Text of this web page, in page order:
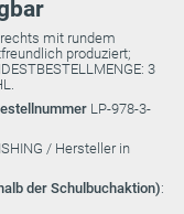
mit rundem
produziert;
3
LP-978-3-
/ Hersteller in
der Schulbuchaktion):